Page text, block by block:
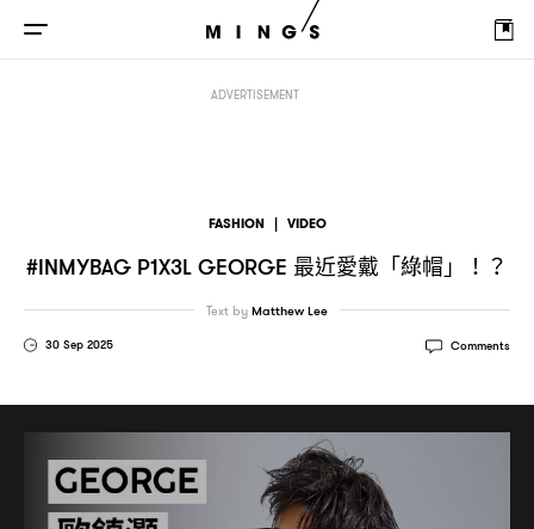
ADVERTISEMENT
FASHION | VIDEO
#INMYBAG P1X3L GEORGE 最近愛戴「綠帽」 ！？
30 Sep 2025
Text byMatthew Lee
Comments
#INMYBAG P1X3L GEORGE 最近愛戴「綠帽」